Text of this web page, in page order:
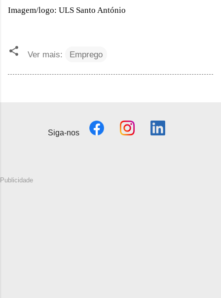
Imagem/logo: ULS Santo António
Ver mais: Emprego
Siga-nos
Publicidade